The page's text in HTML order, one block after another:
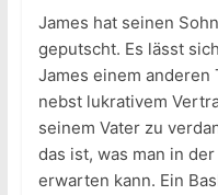
James hat seinen
geputscht. Es lässt
James einem anderen
nebst lukrativem
seinem Vater zu
das ist, was man in
erwarten kann. Ein